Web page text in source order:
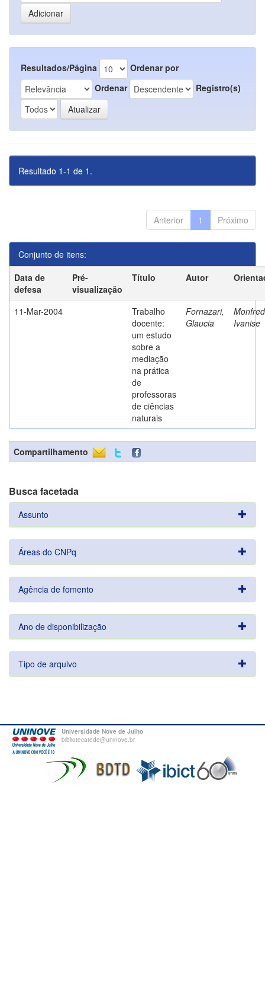
Resultados/Página
Ordenar por
Ordenar
Registro(s)
Resultado 1-1 de 1.
Anterior 1 Próximo
Conjunto de itens:
Data de
defesa
Pré-
visualização
Título Autor
11-Mar-2004
Trabalho
docente:
um estudo
sobre a
mediação
na prática
de
professoras
de ciências
naturais
Fornazari,
Glaucia
Ivanise
Compartilhamento
Busca facetada
Assunto
Áreas do CNPq
Agência de fomento
Ano de disponibilização
Tipo de arquivo
Universidade Nove de Julho
bibliotecatede@uninove.br